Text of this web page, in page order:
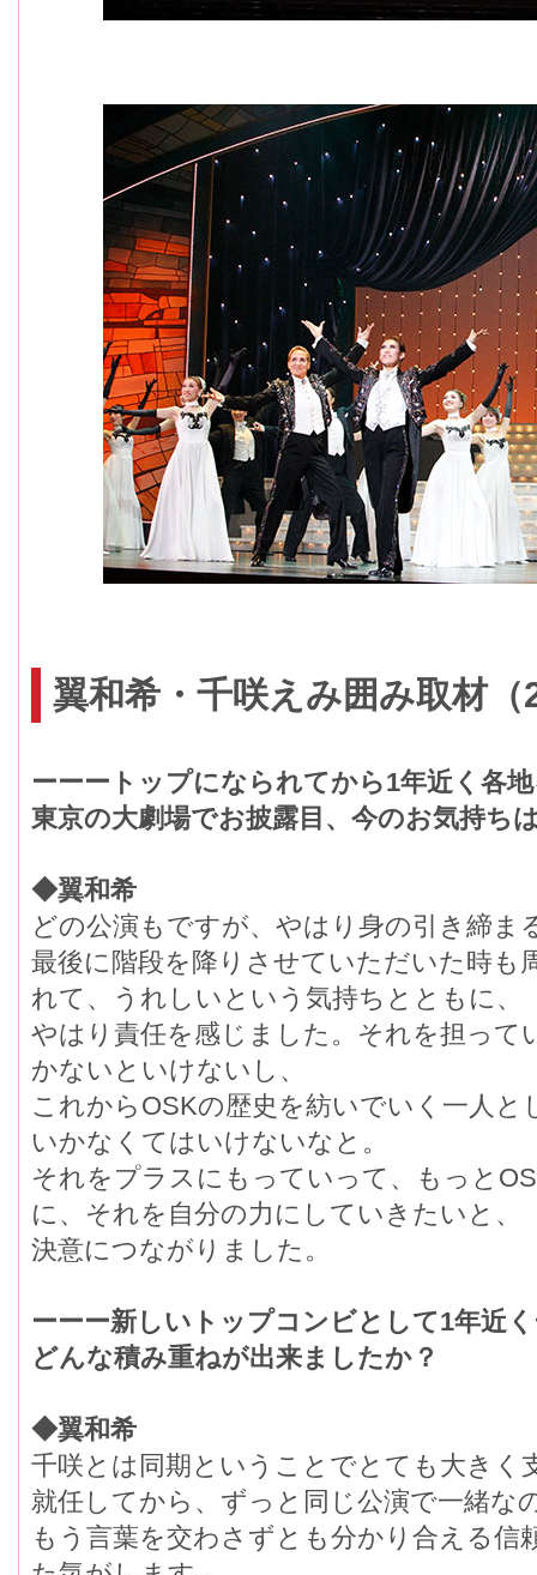
翼和希・千咲えみ囲み取材
ーーートップになられてから1年近く各
東京の大劇場でお披露目、今のお気持ち
◆翼和希
どの公演もですが、やはり身の引き締ま
最後に階段を降りさせていただいた時も
れて、うれしいという気持ちとともに、
やはり責任を感じました。それを担って
かないといけないし、
これからOSKの歴史を紡いでいく一人
いかなくてはいけないなと。
それをプラスにもっていって、もっと
に、それを自分の力にしていきたいと、
決意につながりました。
ーーー新しいトップコンビとして1年近
どんな積み重ねが出来ましたか？
◆翼和希
千咲とは同期ということでとても大きく
就任してから、ずっと同じ公演で一緒な
もう言葉を交わさずとも分かり合える信